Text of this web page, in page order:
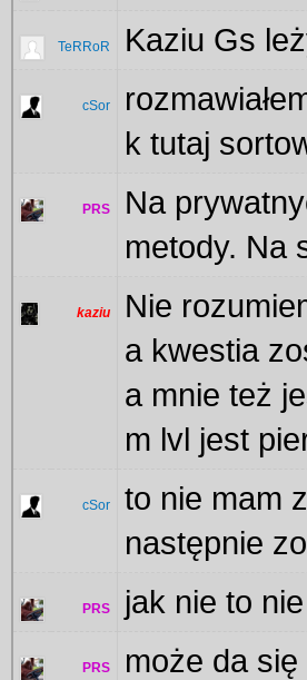
TeRRoR Kaziu Gs
cSor
k tutaj
PRS
Na
metody. Na
kaziu
Nie
a kwestia
a mnie też
m lvl jest
cSor
to nie mam
następnie
PRS jak nie to
PRS
może da